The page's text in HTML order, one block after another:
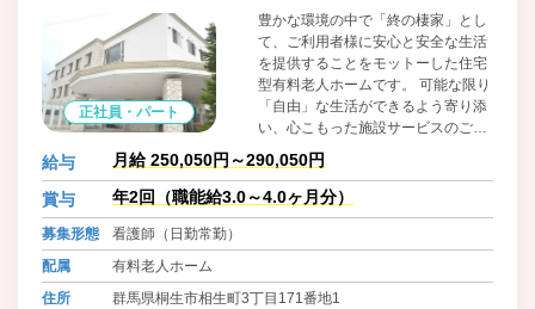
正社員・パート
豊かな環境の中で「終の棲家」とし
て、ご利用者様に安心と安全な生活
を提供することをモットーした住宅
型有料老人ホームです。 可能な限り
「自由」な生活ができるよう寄り添
い、心こもった施設サービスのご提
供・個別性を重視した介護保険サー
ビスのご提案をさせていただきま
す。 またどんなに重度化しても最期
まで医療機関と連携を図り、「終の
給与 月給 250,050円～290,050円
賞与 年2回（職能給3.0～4.0ヶ月分）
募集形態
看護師（日勤常勤）
配属
有料老人ホーム
住所
群馬県桐生市相生町3丁目171番地1